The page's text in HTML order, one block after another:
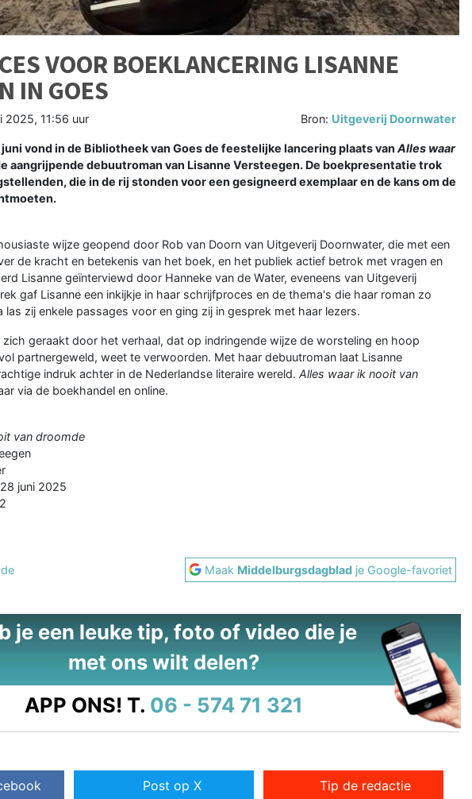
VOOR BOEKLANCERING LISANNE
IN GOES
2025, 11:56 uur Bron: Uitgeverij Doornwater
juni vond in de Bibliotheek van Goes de feestelijke lancering plaats van Alles waar
aangrijpende debuutroman van Lisanne Versteegen. De boekpresentatie trok
die in de rij stonden voor een gesigneerd exemplaar en de kans om de
wijze geopend door Rob van Doorn van Uitgeverij Doornwater, die met een
de kracht en betekenis van het boek, en het publiek actief betrok met vragen en
Lisanne geïnterviewd door Hanneke van de Water, eveneens van Uitgeverij
gaf Lisanne een inkijkje in haar schrijfproces en de thema's die haar roman zo
las zij enkele passages voor en ging zij in gesprek met haar lezers.
zich geraakt door het verhaal, dat op indringende wijze de worsteling en hoop
partnergeweld, weet te verwoorden. Met haar debuutroman laat Lisanne
indruk achter in de Nederlandse literaire wereld. Alles waar ik nooit van
via de boekhandel en online.
van droomde
28 juni 2025
Maak Middelburgsdagblad je Google-favoriet
je een leuke tip, foto of video die je
met ons wilt delen?
APP ONS! T. 06 - 574 71 321
Post op X Tip de redactie